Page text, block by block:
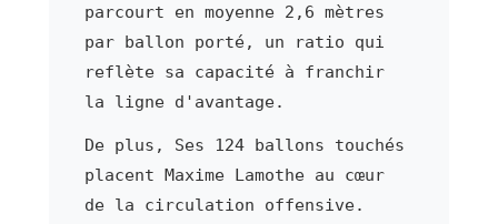
parcourt en moyenne 2,6 mètres
par ballon porté, un ratio qui
reflète sa capacité à franchir
la ligne d'avantage.
De plus, Ses 124 ballons touchés
placent Maxime Lamothe au cœur
de la circulation offensive.